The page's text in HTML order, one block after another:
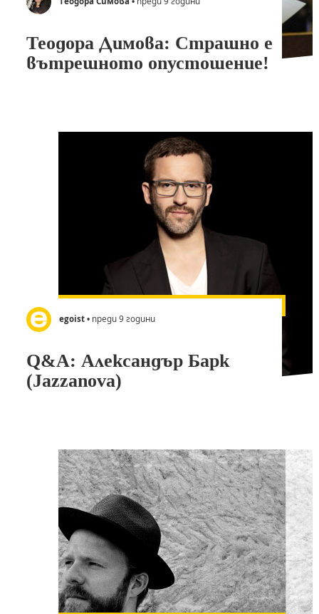
Теодора Димова: Страшно е
вътрешното опустошение!
egoist• преди 9 години
Q&A: Александър Барк
(Jazzanova)